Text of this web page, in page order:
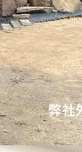
弊社